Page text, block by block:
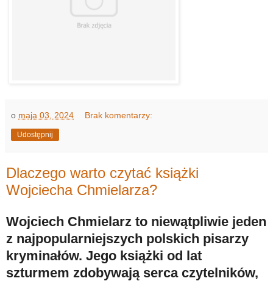
o maja 03, 2024 Brak komentarzy:
Udostępnij
Dlaczego warto czytać książki
Wojciecha Chmielarza?
Wojciech Chmielarz to niewątpliwie jeden
z najpopularniejszych polskich pisarzy
kryminałów. Jego książki od lat
szturmem zdobywają serca czytelników,